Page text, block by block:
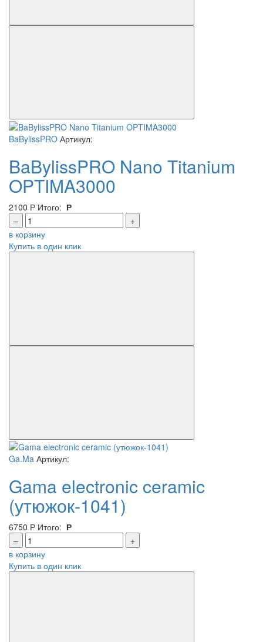
BaBylissPRO Артикул:
BaBylissPRO Nano Titanium
OPTIMA3000
2100 Р Итого: Р
–
+
в корзину
Купить в один клик
Ga.Ma Артикул:
Gama electronic ceramic
(утюжок-1041)
6750 Р Итого: Р
–
+
в корзину
Купить в один клик